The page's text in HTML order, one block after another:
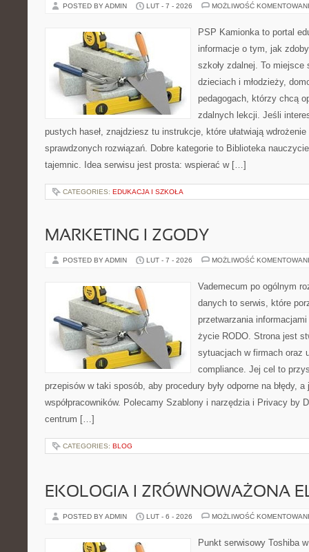
POSTED BY ADMIN LUT - 7 - 2026 MOŻLIWOŚĆ
PSP Kamionka to portal
informacje o tym, jak
szkoły zdalnej. To
dzieciach i młodzieży,
pedagogach, którzy chcą
zdalnych lekcji. Jeśli
pustych haseł, znajdziesz tu instrukcje, które ułatwiają
sprawdzonych rozwiązań. Dobre kategorie to Biblioteka
tajemnic. Idea serwisu jest prosta: wspierać w […]
CATEGORIES: EDUKACJA I SZKOŁA
MARKETING I ZGODY
POSTED BY ADMIN LUT - 7 - 2026 MOŻLIWOŚĆ
Vademecum po ogólnym
danych to serwis, które
przetwarzania
życie RODO. Strona jest
sytuacjach w firmach oraz
compliance. Jej cel to
przepisów w taki sposób, aby procedury były odporne na błędy,
współpracowników. Polecamy Szablony i narzędzia i Privacy by
centrum […]
CATEGORIES: BLOG
EKOLOGIA I ZRÓWNOWAŻONA
POSTED BY ADMIN LUT - 6 - 2026 MOŻLIWOŚĆ
Punkt serwisowy Toshiba